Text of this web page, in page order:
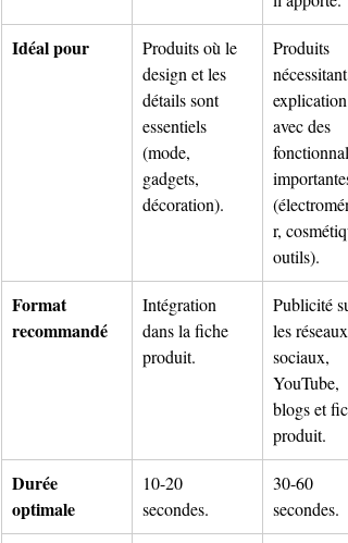
Idéal pour
Produits où le
design et les
détails sont
essentiels
(mode,
gadgets,
décoration).
Produits
nécessitant
explication
avec des
importantes
r,
outils).
Format
recommandé
Intégration
dans la fiche
produit.
Publicité
les réseaux
sociaux,
YouTube,
blogs et
produit.
Durée
optimale
10-20
secondes.
30-60
secondes.